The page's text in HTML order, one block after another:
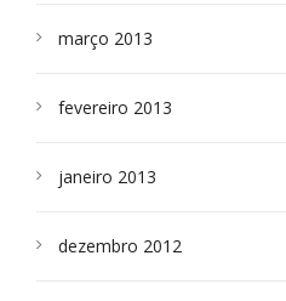
março 2013
fevereiro 2013
janeiro 2013
dezembro 2012